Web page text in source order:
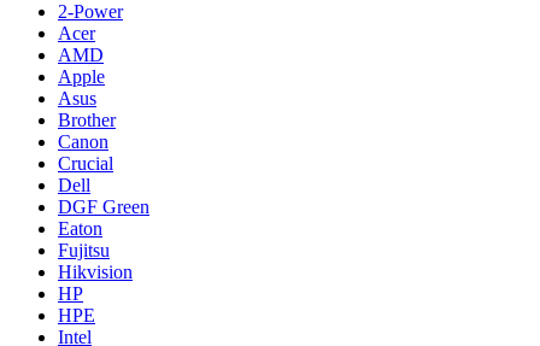
2-Power
Acer
AMD
Apple
Asus
Brother
Canon
Crucial
Dell
DGF Green
Eaton
Fujitsu
Hikvision
HP
HPE
Intel